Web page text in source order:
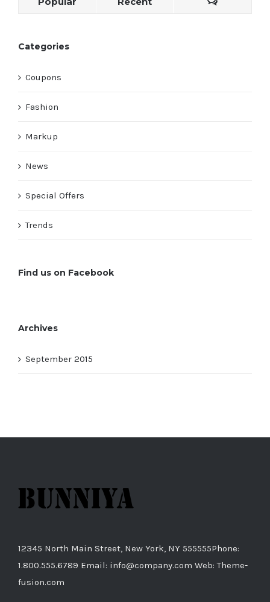
Categories
Coupons
Fashion
Markup
News
Special Offers
Trends
Find us on Facebook
Archives
September 2015
12345 North Main Street, New York, NY 555555Phone:
1.800.555.6789 Email: info@company.com Web: Theme-
fusion.com